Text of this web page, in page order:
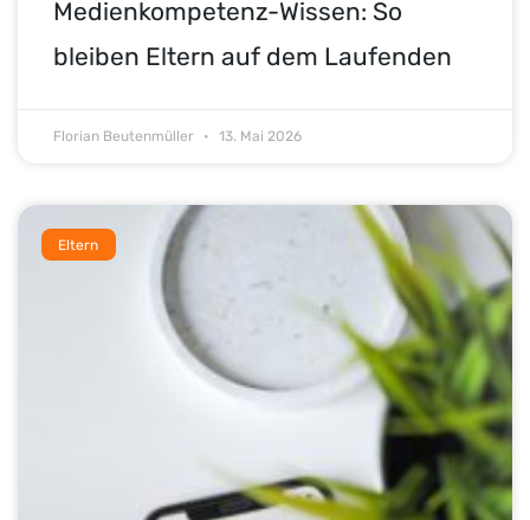
Medienkompetenz-Wissen: So
bleiben Eltern auf dem Laufenden
Florian Beutenmüller 13. Mai 2026
Eltern